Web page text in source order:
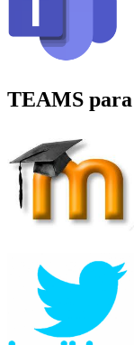
TEAMS para